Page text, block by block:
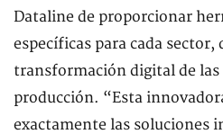
Dataline de proporcionar
específicas para cada sector,
transformación digital de las
producción. “Esta
exactamente las soluciones